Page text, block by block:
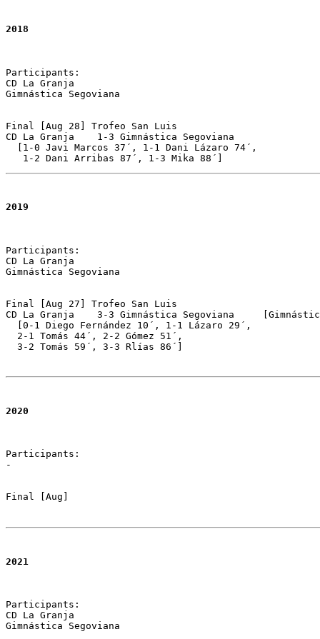
2018
Participants:
CD La Granja
Gimnástica Segoviana
Final [Aug 28] Trofeo San Luis
CD La Granja	1-3 Gimnástica Segoviana
  [1-0 Javi Marcos 37´, 1-1 Dani Lázaro 74´,
2019
Participants:
CD La Granja
Gimnástica Segoviana
Final [Aug 27] Trofeo San Luis
CD La Granja	3-3 Gimnástica Segoviana     [Gimnástica segoviana 4-5 on pen.]
  [0-1 Diego Fernández 10´, 1-1 Lázaro 29´,
  2-1 Tomás 44´, 2-2 Gómez 51´,
  3-2 Tomás 59´, 3-3 Rlías 86´]
2020
Participants:
-
Final [Aug]
2021
Participants:
CD La Granja
Gimnástica Segoviana